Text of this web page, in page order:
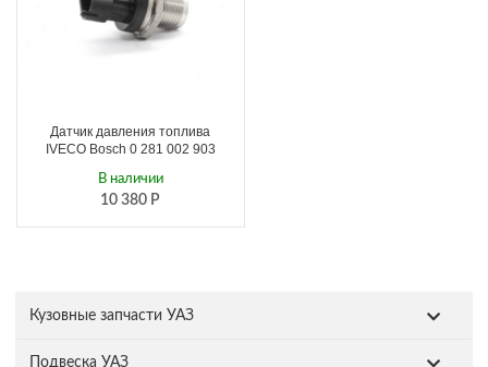
Кузовные запчасти УАЗ
Подвеска УАЗ
Датчик давления топлива
IVECO Bosch 0 281 002 903
10 380 Р
В наличии